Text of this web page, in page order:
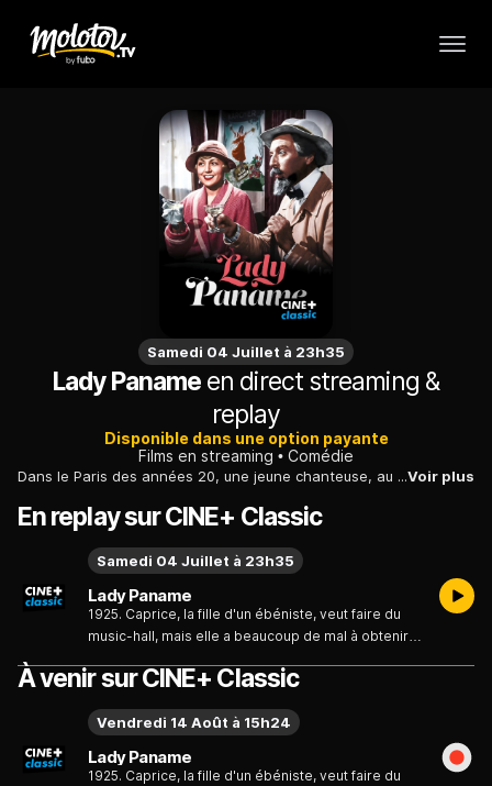
Samedi 04 Juillet à 23h35
Lady Paname en direct streaming &
replay
Disponible dans une option payante
Films en streaming
Comédie
Dans le Paris des années 20, une jeune chanteuse, au summum de sa gloire après un succès inattendu, est surveillée de près par un photographe anarchiste...Voir plus
En replay sur CINE+ Classic
Lady Paname
1925. Caprice, la fille d'un ébéniste, veut faire du
music-hall, mais elle a beaucoup de mal à obtenir
anarchiste dans l'âme, l'encourage. Caprice finit
chanson qui jusqu'ici a porté malheur à tous ses
Samedi 04 Juillet à 23h35
À venir sur CINE+ Classic
Lady Paname
1925. Caprice, la fille d'un ébéniste, veut faire du
Vendredi 14 Août à 15h24